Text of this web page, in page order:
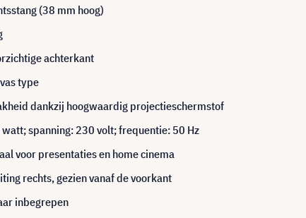
(38 mm hoog)
achterkant
type
dankzij hoogwaardig projectieschermstof
spanning: 230 volt; frequentie: 50 Hz
voor presentaties en home cinema
rechts, gezien vanaf de voorkant
inbegrepen